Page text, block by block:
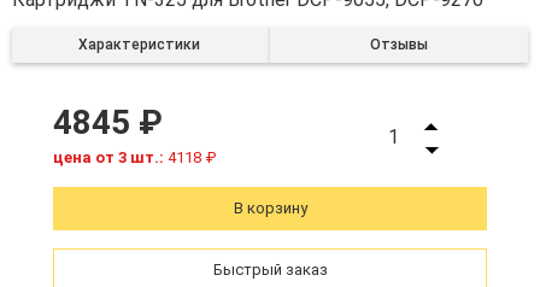
Характеристики Отзывы
4845 ₽
цена от 3 шт.: 4118 ₽
1
В корзину
Быстрый заказ